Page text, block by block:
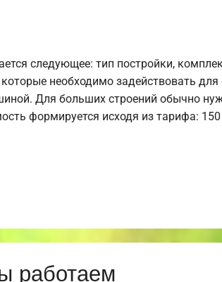
следующее: тип постройки,
необходимо задействовать для
Для больших строений обычно
формируется исходя из тарифа:
работаем